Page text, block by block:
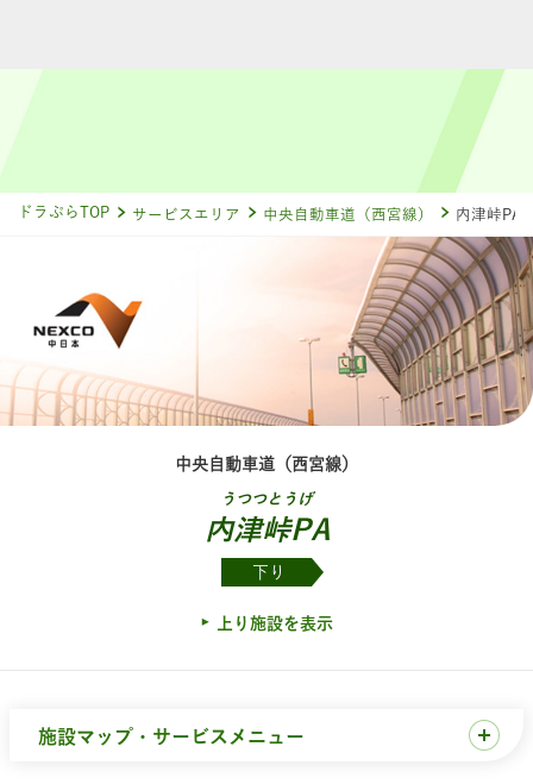
ドラぷらTOP サービスエリア 中央自動車道（西宮線） 内津峠PA
中央自動車道（西宮線）
うつつとうげ
内津峠PA
下り
上り施設を表示
施設マップ・サービスメニュー